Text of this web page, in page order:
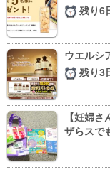
残り6
ウエルシ
残り3
【妊婦
ザらスで